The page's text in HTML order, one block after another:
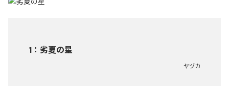
1 ： 劣夏の星
ヤヅカ